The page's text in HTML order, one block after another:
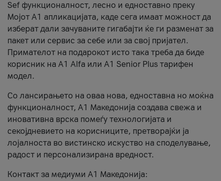
Sef функционалност, лесно и едноставно преку
Мојот А1 апликацијата, каде сега имаат можност да
изберат дали зачуваните гигабајти ќе ги разменат за
пакет или сервис за себе или за свој пријател.
Примателот на подарокот исто така треба да биде
корисник на А1 Alfa или A1 Senior Plus тарифен
модел.
Со лансирањето на оваа нова, едноставна но моќна
функционалност, А1 Македонија создава свежа и
иновативна врска помеѓу технологијата и
секојдневието на корисниците, претворајќи ја
лојалноста во вистинско искуство на споделување,
радост и персонализирана вредност.
Контакт за медиуми А1 Македонија: